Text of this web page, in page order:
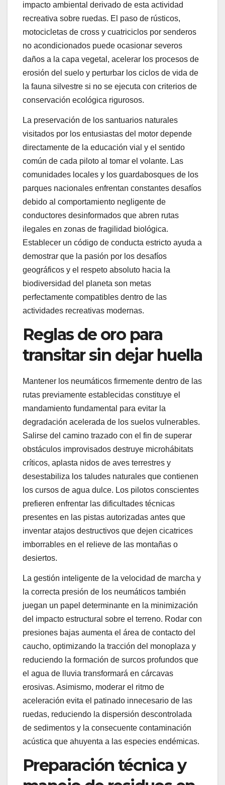
impacto ambiental derivado de esta actividad
recreativa sobre ruedas. El paso de rústicos,
motocicletas de cross y cuatriciclos por senderos
no acondicionados puede ocasionar severos
daños a la capa vegetal, acelerar los procesos de
erosión del suelo y perturbar los ciclos de vida de
la fauna silvestre si no se ejecuta con criterios de
conservación ecológica rigurosos.
La preservación de los santuarios naturales
visitados por los entusiastas del motor depende
directamente de la educación vial y el sentido
común de cada piloto al tomar el volante. Las
comunidades locales y los guardabosques de los
parques nacionales enfrentan constantes desafíos
debido al comportamiento negligente de
conductores desinformados que abren rutas
ilegales en zonas de fragilidad biológica.
Establecer un código de conducta estricto ayuda a
demostrar que la pasión por los desafíos
geográficos y el respeto absoluto hacia la
biodiversidad del planeta son metas
perfectamente compatibles dentro de las
actividades recreativas modernas.
Reglas de oro para
transitar sin dejar huella
Mantener los neumáticos firmemente dentro de las
rutas previamente establecidas constituye el
mandamiento fundamental para evitar la
degradación acelerada de los suelos vulnerables.
Salirse del camino trazado con el fin de superar
obstáculos improvisados destruye microhábitats
críticos, aplasta nidos de aves terrestres y
desestabiliza los taludes naturales que contienen
los cursos de agua dulce. Los pilotos conscientes
prefieren enfrentar las dificultades técnicas
presentes en las pistas autorizadas antes que
inventar atajos destructivos que dejen cicatrices
imborrables en el relieve de las montañas o
desiertos.
La gestión inteligente de la velocidad de marcha y
la correcta presión de los neumáticos también
juegan un papel determinante en la minimización
del impacto estructural sobre el terreno. Rodar con
presiones bajas aumenta el área de contacto del
caucho, optimizando la tracción del monoplaza y
reduciendo la formación de surcos profundos que
el agua de lluvia transformará en cárcavas
erosivas. Asimismo, moderar el ritmo de
aceleración evita el patinado innecesario de las
ruedas, reduciendo la dispersión descontrolada
de sedimentos y la consecuente contaminación
acústica que ahuyenta a las especies endémicas.
Preparación técnica y